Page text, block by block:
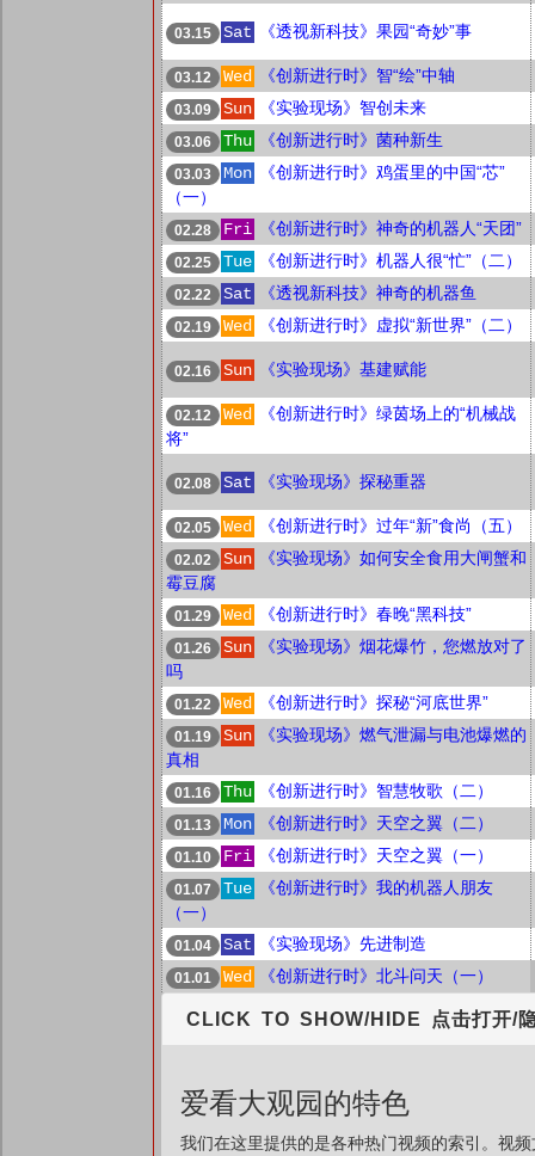
03.15 Sat 《透视新科技》果园“奇妙”事
03.12 Wed 《创新进行时》智“绘”中轴
03.09 Sun 《实验现场》智创未来
03.06 Thu 《创新进行时》菌种新生
03.03 Mon
《创新进行时》鸡蛋里的中国“芯”
（一）
02.28 Fri 《创新进行时》神奇的机器人“天团”
02.25 Tue 《创新进行时》机器人很“忙”（二）
02.22 Sat 《透视新科技》神奇的机器鱼
02.19 Wed 《创新进行时》虚拟“新世界”（二）
02.16 Sun 《实验现场》基建赋能
02.12 Wed
《创新进行时》绿茵场上的“机械战
将”
02.08 Sat 《实验现场》探秘重器
02.05 Wed 《创新进行时》过年“新”食尚（五）
02.02 Sun
《实验现场》如何安全食用大闸蟹和
霉豆腐
01.29 Wed 《创新进行时》春晚“黑科技”
01.26 Sun
《实验现场》烟花爆竹，您燃放对了
吗
01.22 Wed 《创新进行时》探秘“河底世界”
01.19 Sun
《实验现场》燃气泄漏与电池爆燃的
真相
01.16 Thu 《创新进行时》智慧牧歌（二）
01.13 Mon 《创新进行时》天空之翼（二）
01.10 Fri 《创新进行时》天空之翼（一）
01.07 Tue
《创新进行时》我的机器人朋友
（一）
01.04 Sat 《实验现场》先进制造
01.01 Wed 《创新进行时》北斗问天（一）
CLICK TO SHOW/HIDE 点击打开/
爱看大观园的特色
我们在这里提供的是各种热门视频的索引。视